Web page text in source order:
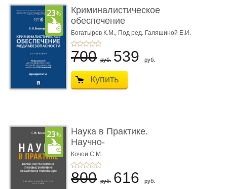
Криминалистическое
обеспечение
медиабезопас� ...
Богатырев К.М., Под ред. Галяшиной Е.И.
700 руб. 539 руб.
Купить
Наука в Практике.
Научно-
консультационные (пра
...
Кочои С.М.
800 руб. 616 руб.